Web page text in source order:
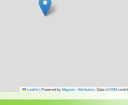
Leaflet |Powered byMapzen- Attribution. Data ©OSM